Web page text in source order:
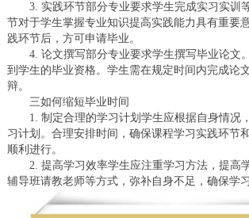
3. 实践环节部分专业要求学生完成实习实训
节对于学生掌握专业知识提高实践能力具有重要
践环节后，方可申请毕业。
4. 论文撰写部分专业要求学生撰写毕业论文
到学生的毕业资格。学生需在规定时间内完成论
辩。
三如何缩短毕业时间
1. 制定合理的学习计划学生应根据自身情况
习计划。合理安排时间，确保课程学习实践环节
顺利进行。
2. 提高学习效率学生应注重学习方法，提高
辅导班请教老师等方式，弥补自身不足，确保学习